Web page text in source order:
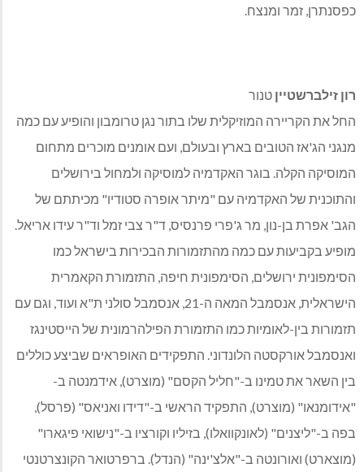
כפסנתרן, זמר ומנצח.
רון זילברשטיין טנור
החל את הקריירה המוזיקלית שלו בתור נגן טרומבון והופיע עם כמה
מנגני הג'אז הטובים בארץ ובעולם, ועם אומנים מוכרים מתחום
המוסיקה הקלה. בוגר האקדמיה למוסיקה ולמחול בירושלים
והתוכנית של האקדמיה עם "מיתר אופרה סטודיו" מכיתתם של
הגב' אפרת בן-נון, מר ג'פרי פרנסיס, ד"ר צבי זמל וד"ר עידו אריאל.
מופיע בקביעות עם כמה מהתזמורות הבכירות בישראל כמו
הסימפונית ירושלים, הסימפונית חיפה, התזמורת הקאמרית
הישראלית, אנסמבל המאה ה-21, אנסמבל סולני ת"א ועוד, וגם עם
תזמורות בין-לאומיות כמו התזמורת הפילהרמונית של הייסטינגז
ואנסמבל אורקסטה הלונדוני. התפקידים האופראים שביצע כוללים
בין השאר את טמינו ב-"חליל הקסם" (מוצרט), אידמנטה ב-
"אידומנאו" (מוצרט), התפקיד הראשי ב-"דידו ואניאס" (פרסל),
בפה ב-"ליצנים" (לאונקוואלו), בזיליו וקורציו ב-"נישואי פיגארו"
(מוצארט) ואורונטה ב-"אלצ'ינה" (הנדל). ברפרטואר הקונצרטנטי